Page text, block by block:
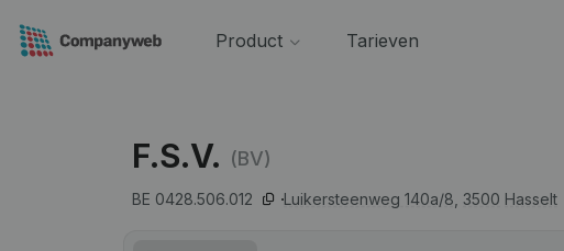
Product Tarieven
F.S.V. (BV)
BE 0428.506.012 Luikersteenweg 140a/8, 3500 Hasselt